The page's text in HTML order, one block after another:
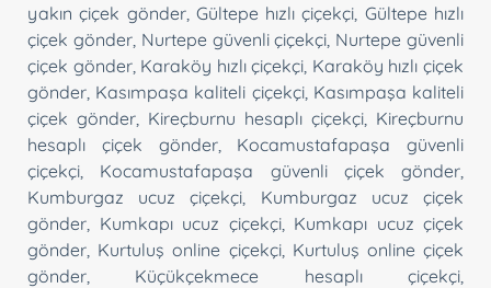
yakın çiçek gönder, Gültepe hızlı çiçekçi Gültepe hızlı
çiçek gönder, Nurtepe güvenli çiçekçi Nurtepe güvenli
çiçek gönder, Karaköy hızlı çiçekçi Karaköy hızlı çiçek
gönder Kasımpaşa kaliteli çiçekçi, Kasımpaşa kaliteli
çiçek gönder Kireçburnu hesaplı çiçekçi Kireçburnu
hesaplı çiçek gönder, Kocamustafapaşa güvenli
çiçekçi
Kocamustafapaşa güvenli çiçek gönder
Kumburgaz ucuz çiçekçi
Kumburgaz ucuz çiçek
gönder
Kumkapı ucuz çiçekçi, Kumkapı ucuz çiçek
gönder Kurtuluş online çiçekçi, Kurtuluş online çiçek
gönder
Küçükçekmece hesaplı çiçekçi